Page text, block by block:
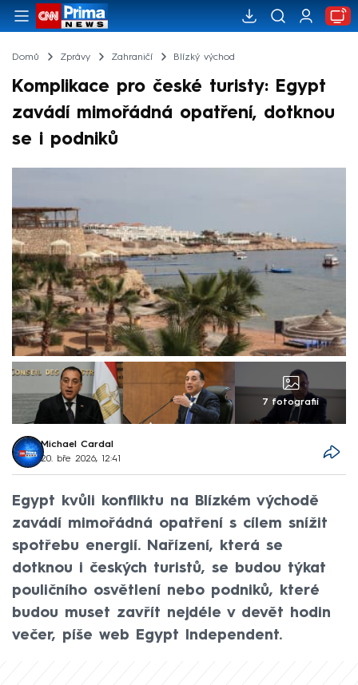
Domů Zprávy Zahraničí Blízký východ
Komplikace pro české turisty: Egypt
zavádí mimořádná opatření, dotknou
se i podniků
7 fotografií
Michael Cardal
20. bře 2026, 12:41
Egypt kvůli konfliktu na Blízkém východě
zavádí mimořádná opatření s cílem snížit
spotřebu energií. Nařízení, která se
dotknou i českých turistů, se budou týkat
pouličního osvětlení nebo podniků, které
budou muset zavřít nejdéle v devět hodin
večer, píše web Egypt Independent.